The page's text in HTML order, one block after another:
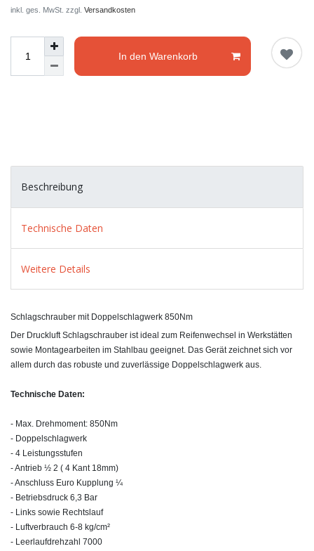
inkl. ges. MwSt. zzgl. Versandkosten
In den Warenkorb
Beschreibung
Technische Daten
Weitere Details
Schlagschrauber mit Doppelschlagwerk 850Nm
Der Druckluft Schlagschrauber ist ideal zum Reifenwechsel in Werkstätten
sowie Montagearbeiten im Stahlbau geeignet. Das Gerät zeichnet sich vor
allem durch das robuste und zuverlässige Doppelschlagwerk aus.
Technische Daten:
- Max. Drehmoment: 850Nm
- Doppelschlagwerk
- 4 Leistungsstufen
- Antrieb ½ 2 ( 4 Kant 18mm)
- Anschluss Euro Kupplung ¼
- Betriebsdruck 6,3 Bar
- Links sowie Rechtslauf
- Luftverbrauch 6-8 kg/cm²
- Leerlaufdrehzahl 7000